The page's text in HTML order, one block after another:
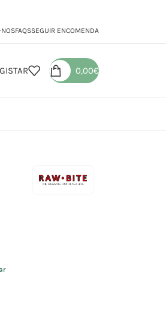
NOSFAQSSEGUIR ENCOMENDA
0,00€